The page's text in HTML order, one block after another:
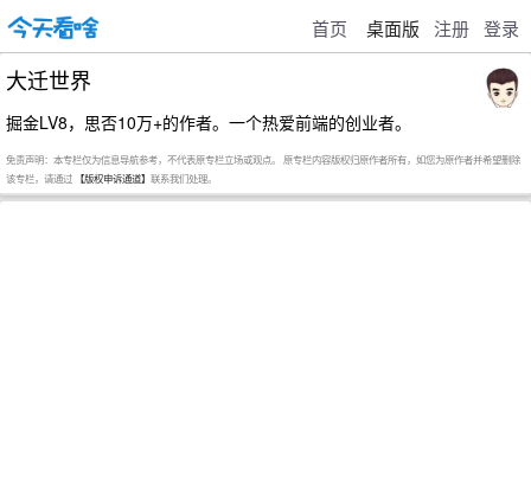
首页 桌面版 注册 登录
大迁世界
掘金LV8，思否10万+的作者。一个热爱前端的创业者。
免责声明：本专栏仅为信息导航参考，不代表原专栏立场或观点。 原专栏内容版权归原作者所有，如您为原作者并希望删除
该专栏，请通过 【版权申诉通道】 联系我们处理。